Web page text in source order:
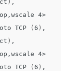
) ,
4>
TCP
( 6 ) ,
) ,
4>
TCP
( 6 ) ,